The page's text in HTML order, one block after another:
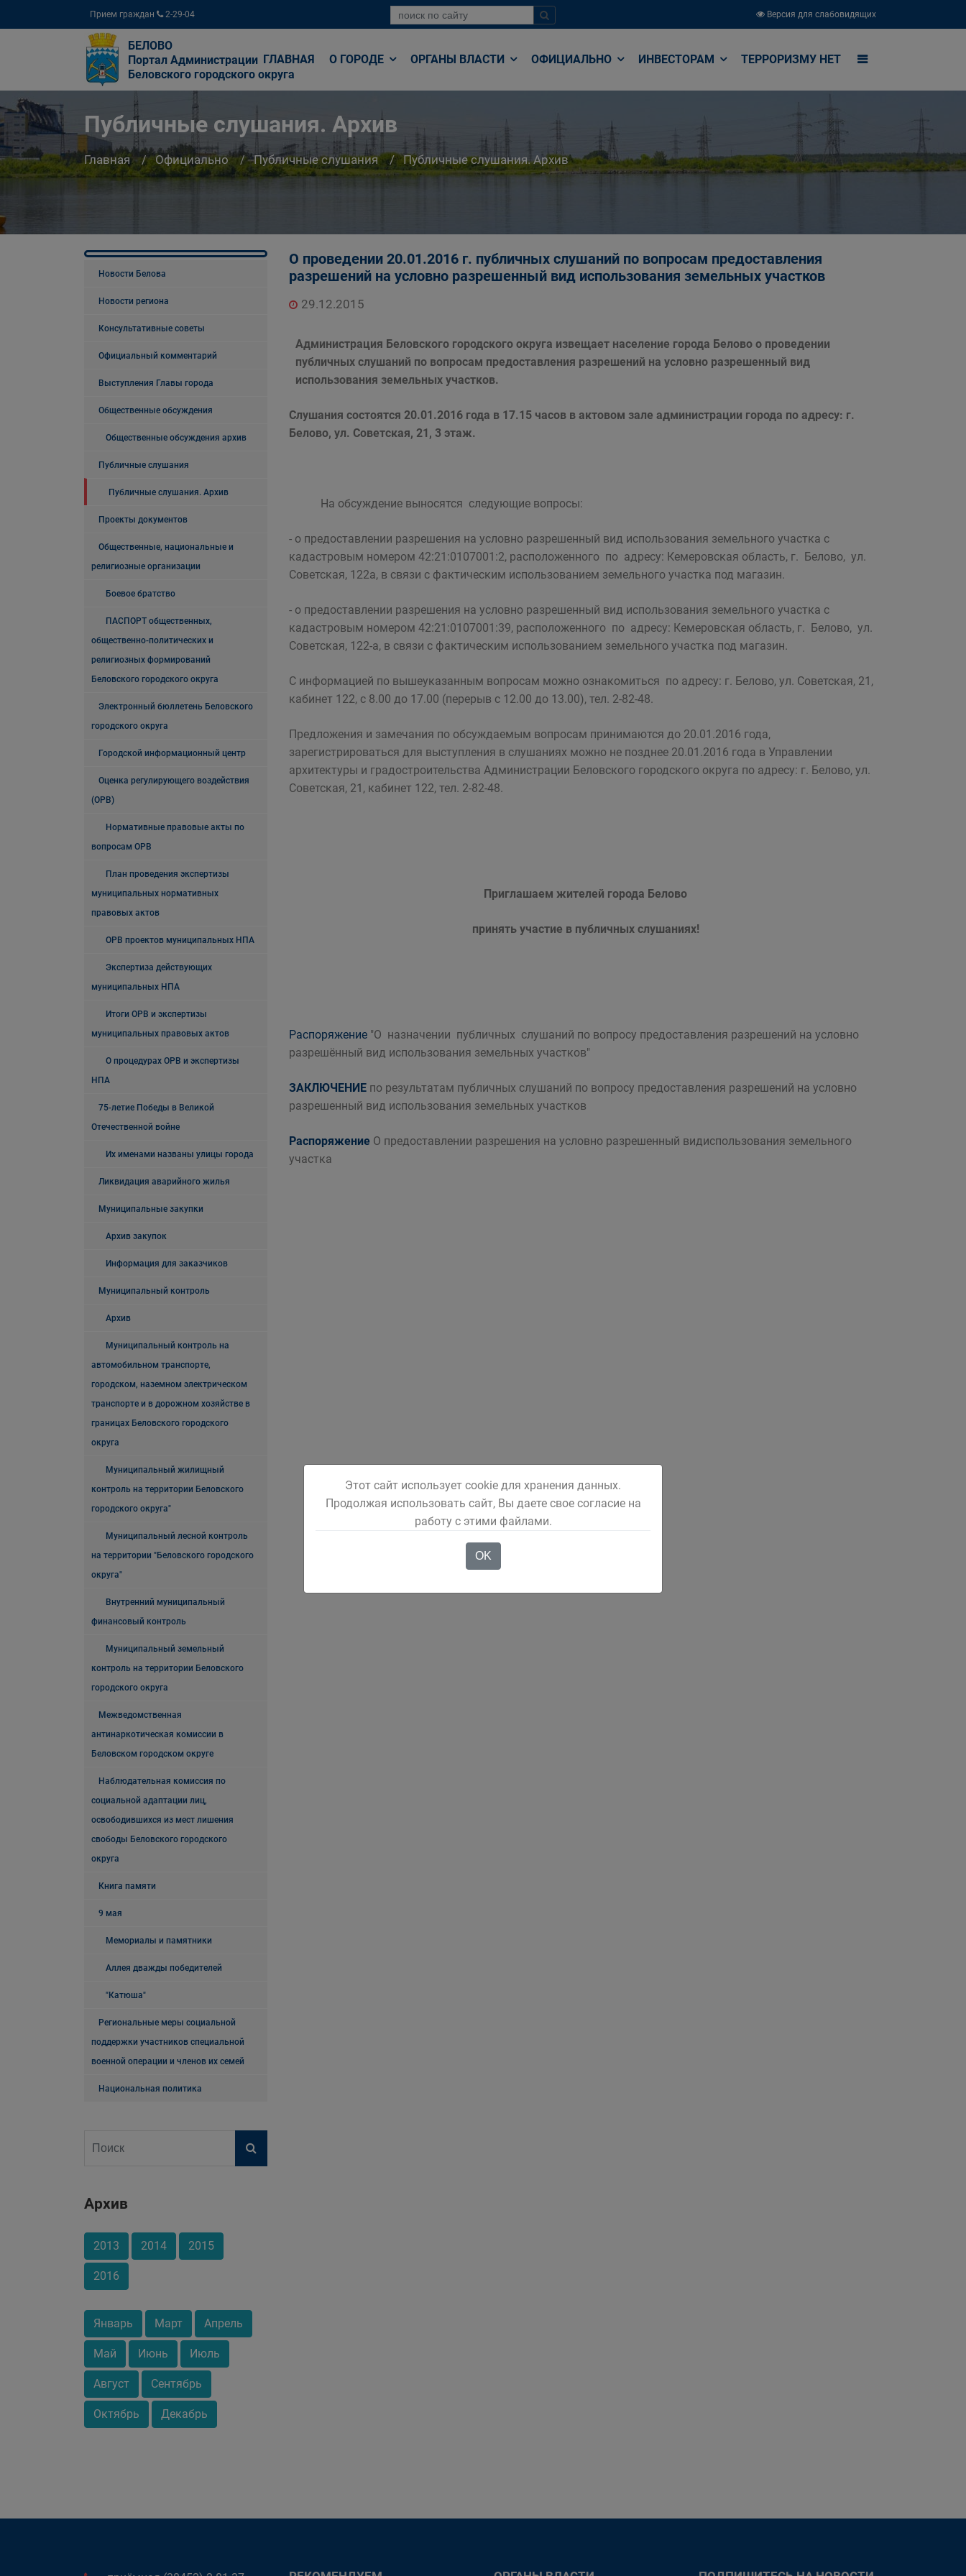
Прием граждан 2-29-04 Версия для слабовидящих
БЕЛОВО
Портал Администрации
Беловского городского округа
ГЛАВНАЯ О ГОРОДЕ ОРГАНЫ ВЛАСТИ ОФИЦИАЛЬНО ИНВЕСТОРАМ ТЕРРОРИЗМУ НЕТ
Публичные слушания. Архив
Главная Официально Публичные слушания Публичные слушания. Архив
Новости Белова
Новости региона
Консультативные советы
Официальный комментарий
Выступления Главы города
Общественные обсуждения
Общественные обсуждения архив
Публичные слушания
Публичные слушания. Архив
Проекты документов
Общественные, национальные и
религиозные организации
Боевое братство
ПАСПОРТ общественных,
общественно-политических и
религиозных формирований
Беловского городского округа
Электронный бюллетень Беловского
городского округа
Городской информационный центр
Оценка регулирующего воздействия
(ОРВ)
Нормативные правовые акты по
вопросам ОРВ
План проведения экспертизы
муниципальных нормативных
правовых актов
ОРВ проектов муниципальных НПА
Экспертиза действующих
муниципальных НПА
Итоги ОРВ и экспертизы
муниципальных правовых актов
О процедурах ОРВ и экспертизы
НПА
75-летие Победы в Великой
Отечественной войне
Их именами названы улицы города
Ликвидация аварийного жилья
Муниципальные закупки
Архив закупок
Информация для заказчиков
Муниципальный контроль
Архив
Муниципальный контроль на
автомобильном транспорте,
городском, наземном электрическом
транспорте и в дорожном хозяйстве в
границах Беловского городского
округа
Муниципальный жилищный
контроль на территории Беловского
городского округа"
Муниципальный лесной контроль
на территории "Беловского городского
округа"
Внутренний муниципальный
финансовый контроль
Муниципальный земельный
контроль на территории Беловского
городского округа
Межведомственная
антинаркотическая комиссии в
Беловском городском округе
Наблюдательная комиссия по
социальной адаптации лиц,
освободившихся из мест лишения
свободы Беловского городского
округа
Книга памяти
9 мая
Мемориалы и памятники
Аллея дважды победителей
"Катюша"
Региональные меры социальной
поддержки участников специальной
военной операции и членов их семей
Национальная политика
Архив
2013 2014 2015
2016
Январь Март Апрель
Май Июнь Июль
Август Сентябрь
Октябрь Декабрь
О проведении 20.01.2016 г. публичных слушаний по вопросам предоставления
разрешений на условно разрешенный вид использования земельных участков
29.12.2015
Администрация Беловского городского округа извещает население города Белово о проведении
публичных слушаний по вопросам предоставления разрешений на условно разрешенный вид
использования земельных участков.
Слушания состоятся 20.01.2016 года в 17.15 часов в актовом зале администрации города по адресу: г.
Белово, ул. Советская, 21, 3 этаж.
На обсуждение выносятся следующие вопросы:
- о предоставлении разрешения на условно разрешенный вид использования земельного участка с
кадастровым номером 42:21:0107001:2, расположенного по адресу: Кемеровская область, г. Белово, ул.
Советская, 122а, в связи с фактическим использованием земельного участка под магазин.
- о предоставлении разрешения на условно разрешенный вид использования земельного участка с
кадастровым номером 42:21:0107001:39, расположенного по адресу: Кемеровская область, г. Белово, ул.
Советская, 122-а, в связи с фактическим использованием земельного участка под магазин.
С информацией по вышеуказанным вопросам можно ознакомиться по адресу: г. Белово, ул. Советская, 21,
кабинет 122, с 8.00 до 17.00 (перерыв с 12.00 до 13.00), тел. 2-82-48.
Предложения и замечания по обсуждаемым вопросам принимаются до 20.01.2016 года,
зарегистрироваться для выступления в слушаниях можно не позднее 20.01.2016 года в Управлении
архитектуры и градостроительства Администрации Беловского городского округа по адресу: г. Белово, ул.
Советская, 21, кабинет 122, тел. 2-82-48.
Приглашаем жителей города Белово
принять участие в публичных слушаниях!
Распоряжение "О назначении публичных слушаний по вопросу предоставления разрешений на условно
разрешённый вид использования земельных участков"
ЗАКЛЮЧЕНИЕ по результатам публичных слушаний по вопросу предоставления разрешений на условно
разрешенный вид использования земельных участков
Распоряжение О предоставлении разрешения на условно разрешенный видиспользования земельного
участка
Этот сайт использует cookie для хранения данных.
Продолжая использовать сайт, Вы даете свое согласие на
работу с этими файлами.
OK